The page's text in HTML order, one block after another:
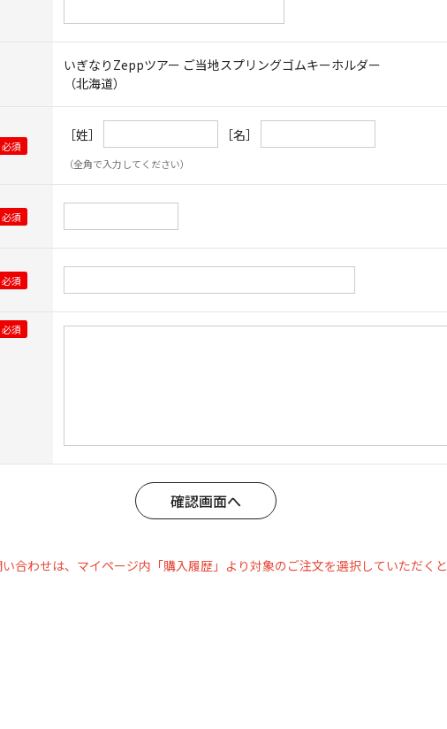
いぎなりZeppツアー ご当地スプリングゴムキーホルダー
（北海道）
［姓］ ［名］
（全角で入力してください）
合わせは、マイページ内「購入履歴」より対象のご注文を選択していただく